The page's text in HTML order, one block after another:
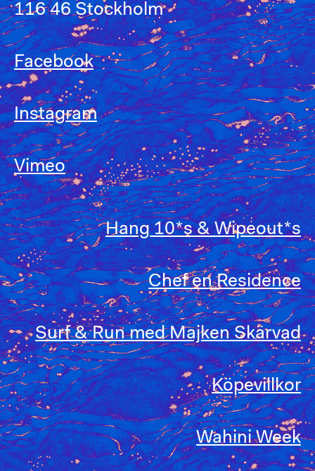
116 46 Stockholm
Facebook
Instagram
Vimeo
Hang 10*s & Wipeout*s
Chef en Residence
Surf & Run med Majken Skärvad
Köpevillkor
Wahini Week